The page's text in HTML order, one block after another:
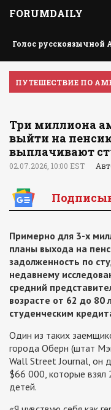
FORUMDAILY
Голос русскоязычной
ПУТЕШЕСТВИЕ ПО
Три миллиона
выйти на
выплачивают
02.07.2026, 10:00 EST
Примерно для 3-х
планы выхода на
задолженность по
недавнему
средний
возрасте от 62 до
студенческим
Один из таких
города Оберн (штат
Wall Street Journal, он
$66 000, которые взял
детей.